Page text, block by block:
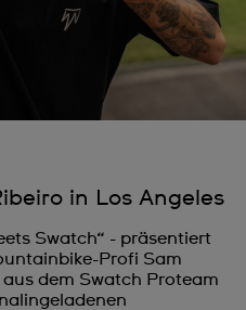
in Los Angeles
Swatch“ - präsentiert
Profi Sam
dem Swatch Proteam